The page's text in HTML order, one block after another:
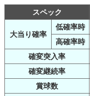
スペック
大当り確率
低確率時
高確率時
確変突入率
確変継続率
賞球数